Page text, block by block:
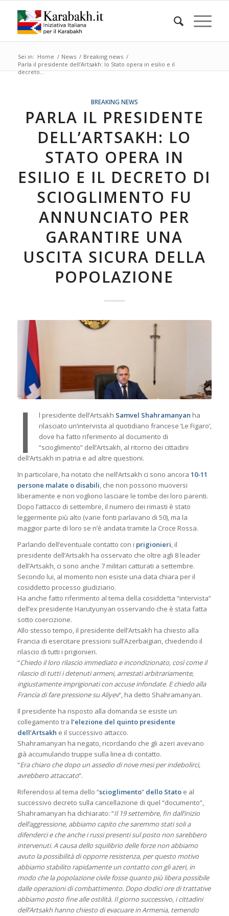
Sei in: Home / News / Breaking news /
Parla il presidente dell’Artsakh: lo Stato opera in esilio e il
decreto...
BREAKING NEWS
PARLA IL PRESIDENTE
DELL’ARTSAKH: LO
STATO OPERA IN
ESILIO E IL DECRETO DI
SCIOGLIMENTO FU
ANNUNCIATO PER
GARANTIRE UNA
USCITA SICURA DELLA
POPOLAZIONE
I l presidente dell’Artsakh Samvel Shahramanyan ha
rilasciato un’intervista al quotidiano francese ‘Le Figaro’,
dove ha fatto riferimento al documento di
“scioglimento” dell’Artsakh, al ritorno dei cittadini
dell’Artsakh in patria e ad altre questioni.
In particolare, ha notato che nell’Artsakh ci sono ancora 10-11
persone malate o disabili, che non possono muoversi
liberamente e non vogliono lasciare le tombe dei loro parenti.
Dopo l’attacco di settembre, il numero dei rimasti è stato
leggermente più alto (varie fonti parlavano di 50), ma la
maggior parte di loro se n’è andata tramite la Croce Rossa.
Parlando dell’eventuale contatto con i prigionieri, il
presidente dell’Artsakh ha osservato che oltre agli 8 leader
dell’Artsakh, ci sono anche 7 militari catturati a settembre.
Secondo lui, al momento non esiste una data chiara per il
cosiddetto processo giudiziario.
Ha anche fatto riferimento al tema della cosiddetta “intervista”
dell’ex presidente Harutyunyan osservando che è stata fatta
sotto coercizione.
Allo stesso tempo, il presidente dell’Artsakh ha chiesto alla
Francia di esercitare pressioni sull’Azerbaigian, chiedendo il
rilascio di tutti i prigionieri.
“Chiedo il loro rilascio immediato e incondizionato, così come il
rilascio di tutti i detenuti armeni, arrestati arbitrariamente,
ingiustamente imprigionati con accuse infondate. E chiedo alla
Francia di fare pressione su Aliyev“, ha detto Shahramanyan.
Il presidente ha risposto alla domanda se esiste un
collegamento tra l’elezione del quinto presidente
dell’Artsakh e il successivo attacco.
Shahramanyan ha negato, ricordando che gli azeri avevano
già accumulando truppe sulla linea di contatto.
“Era chiaro che dopo un assedio di nove mesi per indebolirci,
avrebbero attaccato“.
Riferendosi al tema dello “scioglimento” dello Statoe al
successivo decreto sulla cancellazione di quel “documento”,
Shahramanyan ha dichiarato: “Il 19 settembre, fin dall’inizio
dell’aggressione, abbiamo capito che saremmo stati soli a
difenderci e che anche i russi presenti sul posto non sarebbero
intervenuti. A causa dello squilibrio delle forze non abbiamo
avuto la possibilità di opporre resistenza, per questo motivo
abbiamo stabilito rapidamente un contatto con gli azeri, in
modo che la popolazione civile fosse quanto più libera possibile
dalle operazioni di combattimento. Dopo dodici ore di trattative
abbiamo posto fine alle ostilità. Il giorno successivo, i cittadini
dell’Artsakh hanno chiesto di evacuare in Armenia, temendo